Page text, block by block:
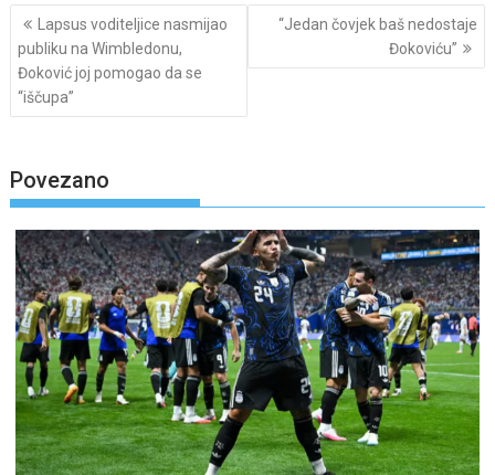
Post
navigation
Lapsus voditeljice nasmijao
publiku na Wimbledonu,
Đoković joj pomogao da se
“iščupa”
“Jedan čovjek baš nedostaje
Đokoviću”
Povezano